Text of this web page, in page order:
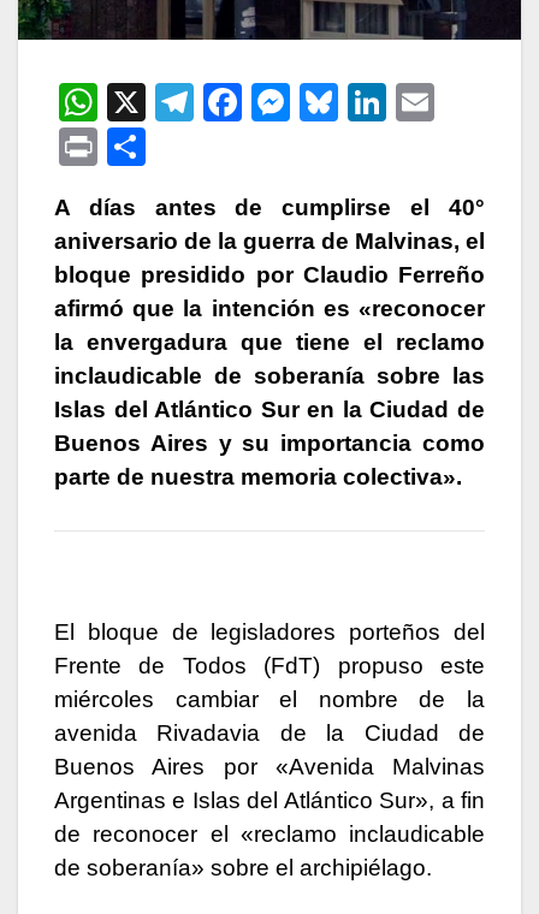
W
h
at
s
A
p
p
X
T
gr
a
m
F
e
b
o
o
k
M
s
e
n
g
er
Bl
s
k
y
Li
e
dI
n
P
nt m
p
ar
tir
A días antes de cumplirse el 40°
aniversario de la guerra de Malvinas, el
bloque presidido por Claudio Ferreño
afirmó que la intención es «reconocer
la envergadura que tiene el reclamo
inclaudicable de soberanía sobre las
Islas del Atlántico Sur en la Ciudad de
Buenos Aires y su importancia como
parte de nuestra memoria colectiva».
El bloque de legisladores porteños del
Frente de Todos (FdT) propuso este
miércoles cambiar el nombre de la
avenida Rivadavia de la Ciudad de
Buenos Aires por «Avenida Malvinas
Argentinas e Islas del Atlántico Sur», a fin
de reconocer el «reclamo inclaudicable
de soberanía» sobre el archipiélago.